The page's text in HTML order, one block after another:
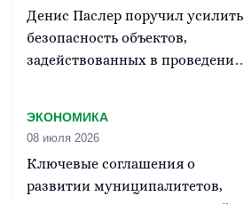
Денис Паслер поручил усилить
безопасность объектов,
задействованных в проведении
ЭКОНОМИКА
08 июля 2026
Ключевые соглашения о
развитии муниципалитетов,